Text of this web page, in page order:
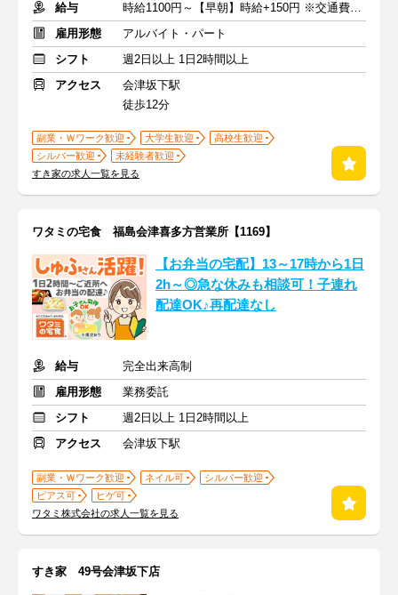
給与
時給1100円～【早朝】時給+150円 ※交通費支給
雇用形態
アルバイト・パート
シフト
週2日以上 1日2時間以上
アクセス
会津坂下駅
徒歩12分
副業・Ｗワーク歓迎 大学生歓迎
高校生歓迎
シルバー歓迎
未経験者歓迎
すき家の求人一覧を見る
ワタミの宅食 福島会津喜多方営業所【1169】
【お弁当の宅配】13～17時から1日
2h～◎急な休みも相談可！子連れ
配達OK♪再配達なし
給与
完全出来高制
雇用形態
業務委託
シフト
週2日以上 1日2時間以上
アクセス
会津坂下駅
副業・Ｗワーク歓迎 ネイル可
シルバー歓迎
ピアス可
ヒゲ可
ワタミ株式会社の求人一覧を見る
すき家 49号会津坂下店